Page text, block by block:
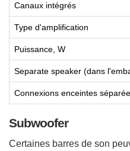
Canaux intégrés
Type d'amplification
Puissance, W
Separate speaker (dans
Connexions enceintes
Subwoofer
Certaines barres de son